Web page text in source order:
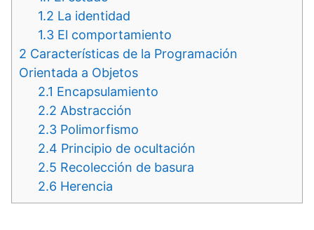
1.2 La identidad
1.3 El comportamiento
2 Características de la Programación
Orientada a Objetos
2.1 Encapsulamiento
2.2 Abstracción
2.3 Polimorfismo
2.4 Principio de ocultación
2.5 Recolección de basura
2.6 Herencia